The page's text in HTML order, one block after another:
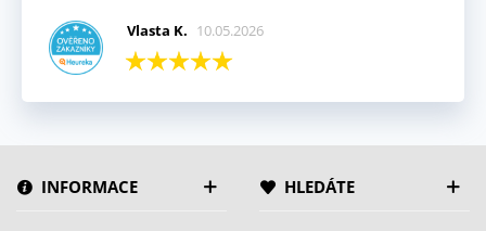
Vlasta K. 10.05.2026
INFORMACE HLEDÁTE